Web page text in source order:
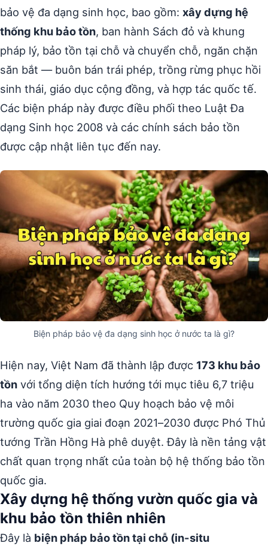
bảo vệ đa dạng sinh học, bao gồm: xây dựng hệ
thống khu bảo tồn, ban hành Sách đỏ và khung
pháp lý, bảo tồn tại chỗ và chuyển chỗ, ngăn chặn
săn bắt — buôn bán trái phép, trồng rừng phục hồi
sinh thái, giáo dục cộng đồng, và hợp tác quốc tế.
Các biện pháp này được điều phối theo Luật Đa
dạng Sinh học 2008 và các chính sách bảo tồn
được cập nhật liên tục đến nay.
Biện pháp bảo vệ đa dạng sinh học ở nước ta là gì?
Hiện nay, Việt Nam đã thành lập được 173 khu bảo
tồn với tổng diện tích hướng tới mục tiêu 6,7 triệu
ha vào năm 2030 theo Quy hoạch bảo vệ môi
trường quốc gia giai đoạn 2021–2030 được Phó Thủ
tướng Trần Hồng Hà phê duyệt. Đây là nền tảng vật
chất quan trọng nhất của toàn bộ hệ thống bảo tồn
quốc gia.
Xây dựng hệ thống vườn quốc gia và
khu bảo tồn thiên nhiên
Đây là biện pháp bảo tồn tại chỗ (in-situ